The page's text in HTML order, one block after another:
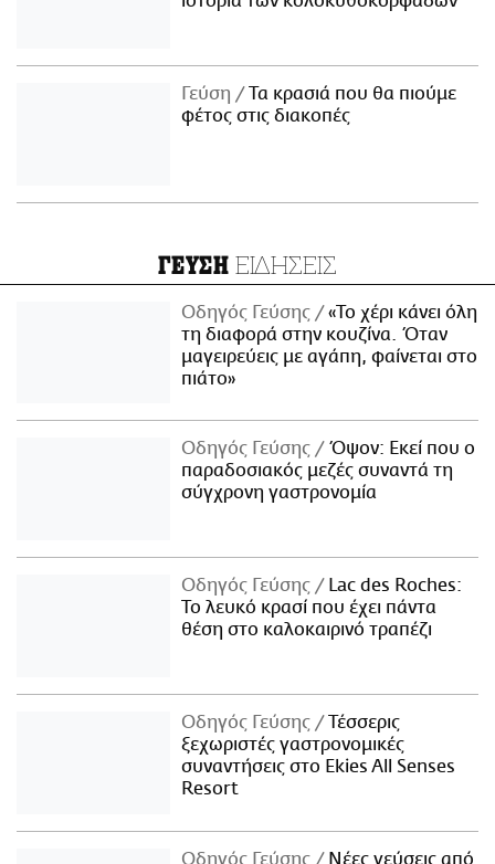
Γεύση
Τα κρασιά που θα πιούμε
φέτος στις διακοπές
ΓΕΥΣΗ ΕΙΔΗΣΕΙΣ
Οδηγός Γεύσης
«Το χέρι κάνει όλη
τη διαφορά στην κουζίνα. Όταν
μαγειρεύεις με αγάπη, φαίνεται στο
πιάτο»
Οδηγός Γεύσης
Όψον: Εκεί που ο
παραδοσιακός μεζές συναντά τη
σύγχρονη γαστρονομία
Οδηγός Γεύσης
Lac des Roches:
Το λευκό κρασί που έχει πάντα
θέση στο καλοκαιρινό τραπέζι
Οδηγός Γεύσης
Τέσσερις
ξεχωριστές γαστρονομικές
συναντήσεις στο Ekies All Senses
Resort
Οδηγός Γεύσης
Νέες γεύσεις από